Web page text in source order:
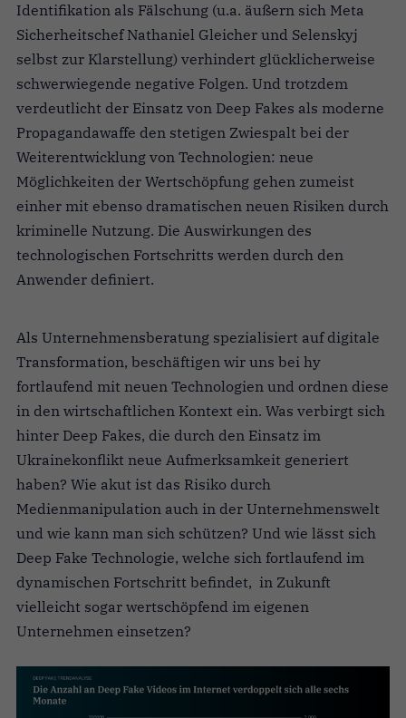
Identifikation als Fälschung (u.a. äußern sich Meta
Sicherheitschef Nathaniel Gleicher und Selenskyj
selbst zur Klarstellung) verhindert glücklicherweise
schwerwiegende negative Folgen. Und trotzdem
verdeutlicht der Einsatz von Deep Fakes als moderne
Propagandawaffe den stetigen Zwiespalt bei der
Weiterentwicklung von Technologien: neue
Möglichkeiten der Wertschöpfung gehen zumeist
einher mit ebenso dramatischen neuen Risiken durch
kriminelle Nutzung. Die Auswirkungen des
technologischen Fortschritts werden durch den
Anwender definiert.
Als Unternehmensberatung spezialisiert auf digitale
Transformation, beschäftigen wir uns bei hy
fortlaufend mit neuen Technologien und ordnen diese
in den wirtschaftlichen Kontext ein. Was verbirgt sich
hinter Deep Fakes, die durch den Einsatz im
Ukrainekonflikt neue Aufmerksamkeit generiert
haben? Wie akut ist das Risiko durch
Medienmanipulation auch in der Unternehmenswelt
und wie kann man sich schützen? Und wie lässt sich
Deep Fake Technologie, welche sich fortlaufend im
dynamischen Fortschritt befindet, in Zukunft
vielleicht sogar wertschöpfend im eigenen
Unternehmen einsetzen?